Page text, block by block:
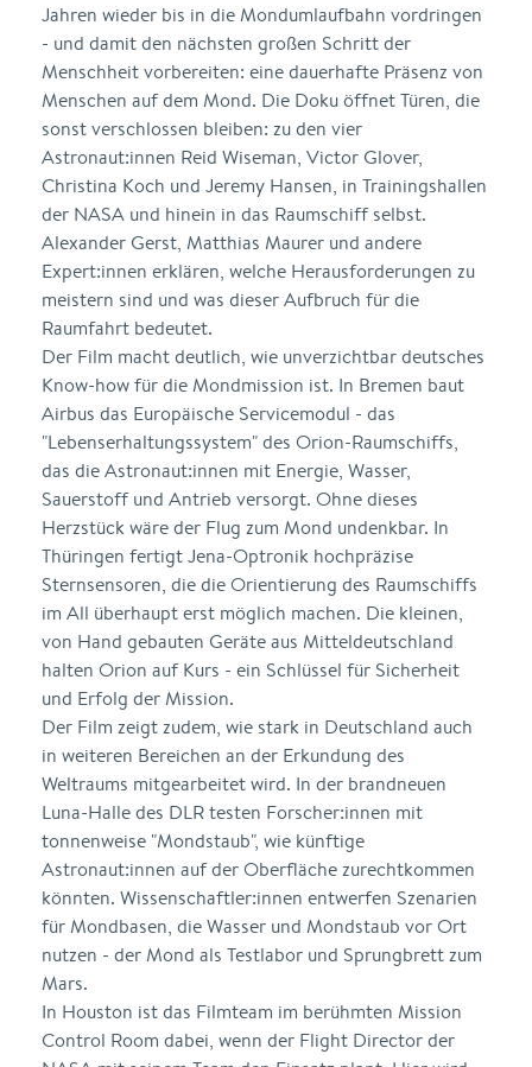
Jahren wieder bis in die Mondumlaufbahn vordringen
- und damit den nächsten großen Schritt der
Menschheit vorbereiten: eine dauerhafte Präsenz von
Menschen auf dem Mond. Die Doku öffnet Türen, die
sonst verschlossen bleiben: zu den vier
Astronaut:innen Reid Wiseman, Victor Glover,
Christina Koch und Jeremy Hansen, in Trainingshallen
der NASA und hinein in das Raumschiff selbst.
Alexander Gerst, Matthias Maurer und andere
Expert:innen erklären, welche Herausforderungen zu
meistern sind und was dieser Aufbruch für die
Raumfahrt bedeutet.
Der Film macht deutlich, wie unverzichtbar deutsches
Know-how für die Mondmission ist. In Bremen baut
Airbus das Europäische Servicemodul - das
"Lebenserhaltungssystem" des Orion-Raumschiffs,
das die Astronaut:innen mit Energie, Wasser,
Sauerstoff und Antrieb versorgt. Ohne dieses
Herzstück wäre der Flug zum Mond undenkbar. In
Thüringen fertigt Jena-Optronik hochpräzise
Sternsensoren, die die Orientierung des Raumschiffs
im All überhaupt erst möglich machen. Die kleinen,
von Hand gebauten Geräte aus Mitteldeutschland
halten Orion auf Kurs - ein Schlüssel für Sicherheit
und Erfolg der Mission.
Der Film zeigt zudem, wie stark in Deutschland auch
in weiteren Bereichen an der Erkundung des
Weltraums mitgearbeitet wird. In der brandneuen
Luna-Halle des DLR testen Forscher:innen mit
tonnenweise "Mondstaub", wie künftige
Astronaut:innen auf der Oberfläche zurechtkommen
könnten. Wissenschaftler:innen entwerfen Szenarien
für Mondbasen, die Wasser und Mondstaub vor Ort
nutzen - der Mond als Testlabor und Sprungbrett zum
Mars.
In Houston ist das Filmteam im berühmten Mission
Control Room dabei, wenn der Flight Director der